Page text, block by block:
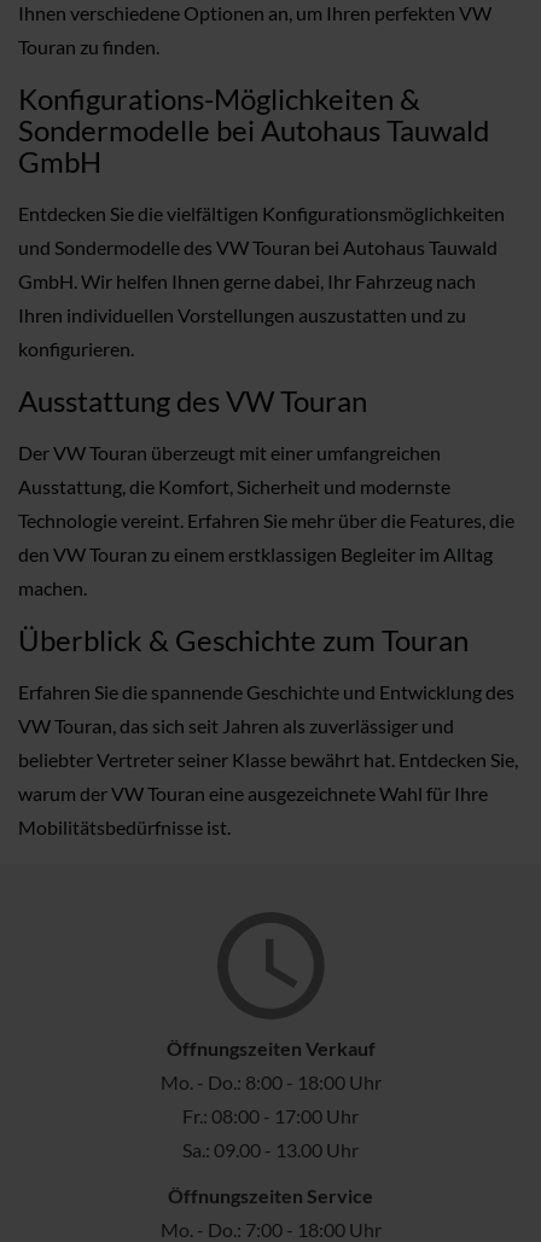
Ihnen verschiedene Optionen an, um Ihren perfekten VW
Touran zu finden.
Konfigurations-Möglichkeiten &
Sondermodelle bei Autohaus Tauwald
GmbH
Entdecken Sie die vielfältigen Konfigurationsmöglichkeiten
und Sondermodelle des VW Touran bei Autohaus Tauwald
GmbH. Wir helfen Ihnen gerne dabei, Ihr Fahrzeug nach
Ihren individuellen Vorstellungen auszustatten und zu
konfigurieren.
Ausstattung des VW Touran
Der VW Touran überzeugt mit einer umfangreichen
Ausstattung, die Komfort, Sicherheit und modernste
Technologie vereint. Erfahren Sie mehr über die Features, die
den VW Touran zu einem erstklassigen Begleiter im Alltag
machen.
Überblick & Geschichte zum Touran
Erfahren Sie die spannende Geschichte und Entwicklung des
VW Touran, das sich seit Jahren als zuverlässiger und
beliebter Vertreter seiner Klasse bewährt hat. Entdecken Sie,
warum der VW Touran eine ausgezeichnete Wahl für Ihre
Mobilitätsbedürfnisse ist.
Öffnungszeiten Verkauf
Mo. - Do.: 8:00 - 18:00 Uhr
Fr.: 08:00 - 17:00 Uhr
Sa.: 09.00 - 13.00 Uhr
Öffnungszeiten Service
Mo. - Do.: 7:00 - 18:00 Uhr